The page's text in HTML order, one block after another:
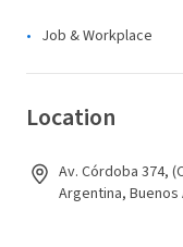
Job & Workplace
Location
Av. Córdoba 374,
Argentina, Buenos